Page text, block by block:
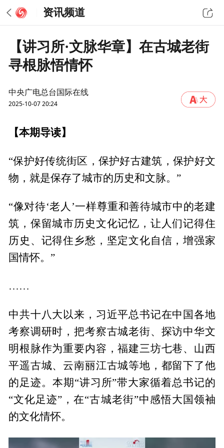
资讯频道
【讲习所·文脉华章】在古城老街
寻根脉悟情怀
中央广电总台国际在线
2025-10-07 20:24
【本期导读】
“保护好传统街区，保护好古建筑，保护好文
物，就是保存了城市的历史和文脉。”
“像对待‘老人’一样尊重和善待城市中的老建
筑，保留城市历史文化记忆，让人们记得住
历史、记得住乡愁，坚定文化自信，增强家
国情怀。”
……
中共十八大以来，习近平总书记在中国各地
考察调研时，把考察古城老街、探访中华文
明根脉作为重要内容，福建三坊七巷、山西
平遥古城、云南丽江古城等地，都留下了他
的足迹。本期“讲习所”带大家循着总书记的
“文化足迹”，在“古城老街”中感悟大国领袖
的文化情怀。